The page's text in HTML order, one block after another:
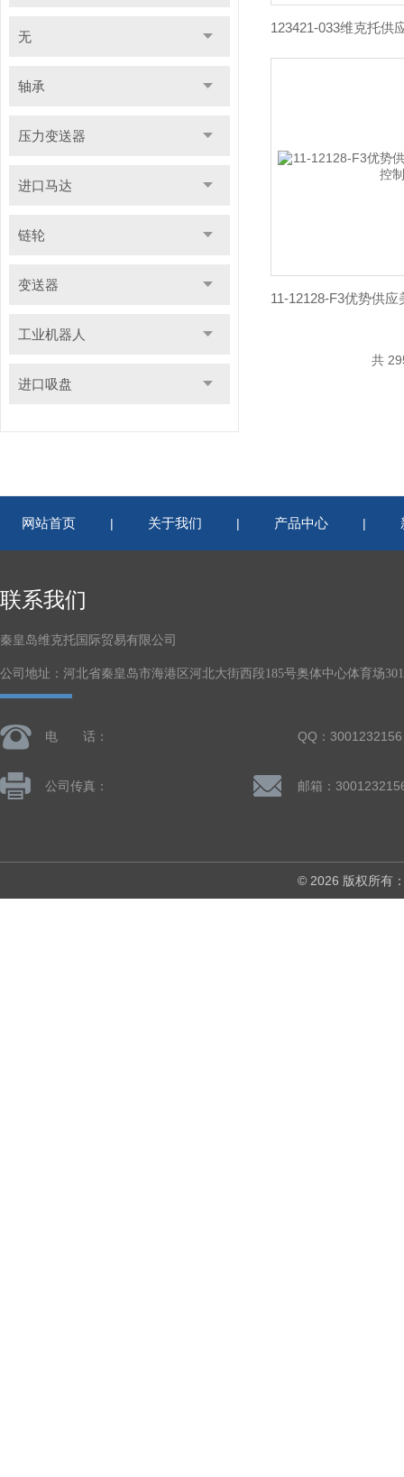
无
轴承
压力变送器
进口马达
链轮
变送器
工业机器人
进口吸盘
123421-033维克托供
共
网站首页 | 关于我们 | 产品中心 |
联系我们
秦皇岛维克托国际贸易有限公司
公司地址：河北省秦皇岛市海港区河北大街西段185号奥体中心体育场
电 话： QQ：3001232156
公司传真： 邮箱：
© 2026 版权所有